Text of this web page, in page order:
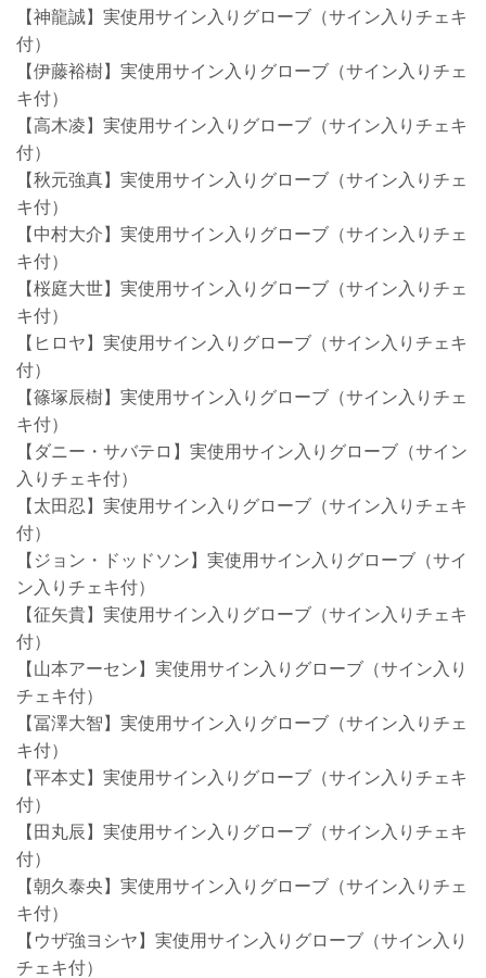
【神龍誠】実使用サイン入りグローブ（サイン入りチェキ
付）
【伊藤裕樹】実使用サイン入りグローブ（サイン入りチェ
キ付）
【高木凌】実使用サイン入りグローブ（サイン入りチェキ
付）
【秋元強真】実使用サイン入りグローブ（サイン入りチェ
キ付）
【中村大介】実使用サイン入りグローブ（サイン入りチェ
キ付）
【桜庭大世】実使用サイン入りグローブ（サイン入りチェ
キ付）
【ヒロヤ】実使用サイン入りグローブ（サイン入りチェキ
付）
【篠塚辰樹】実使用サイン入りグローブ（サイン入りチェ
キ付）
【ダニー・サバテロ】実使用サイン入りグローブ（サイン
入りチェキ付）
【太田忍】実使用サイン入りグローブ（サイン入りチェキ
付）
【ジョン・ドッドソン】実使用サイン入りグローブ（サイ
ン入りチェキ付）
【征矢貴】実使用サイン入りグローブ（サイン入りチェキ
付）
【山本アーセン】実使用サイン入りグローブ（サイン入り
チェキ付）
【冨澤大智】実使用サイン入りグローブ（サイン入りチェ
キ付）
【平本丈】実使用サイン入りグローブ（サイン入りチェキ
付）
【田丸辰】実使用サイン入りグローブ（サイン入りチェキ
付）
【朝久泰央】実使用サイン入りグローブ（サイン入りチェ
キ付）
【ウザ強ヨシヤ】実使用サイン入りグローブ（サイン入り
チェキ付）